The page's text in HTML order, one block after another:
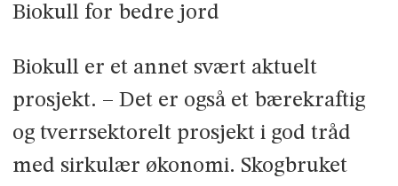
Biokull for bedre jord
Biokull er et annet svært aktuelt
prosjekt. – Det er også et bærekraftig
og tverrsektorelt prosjekt i god tråd
med sirkulær økonomi. Skogbruket